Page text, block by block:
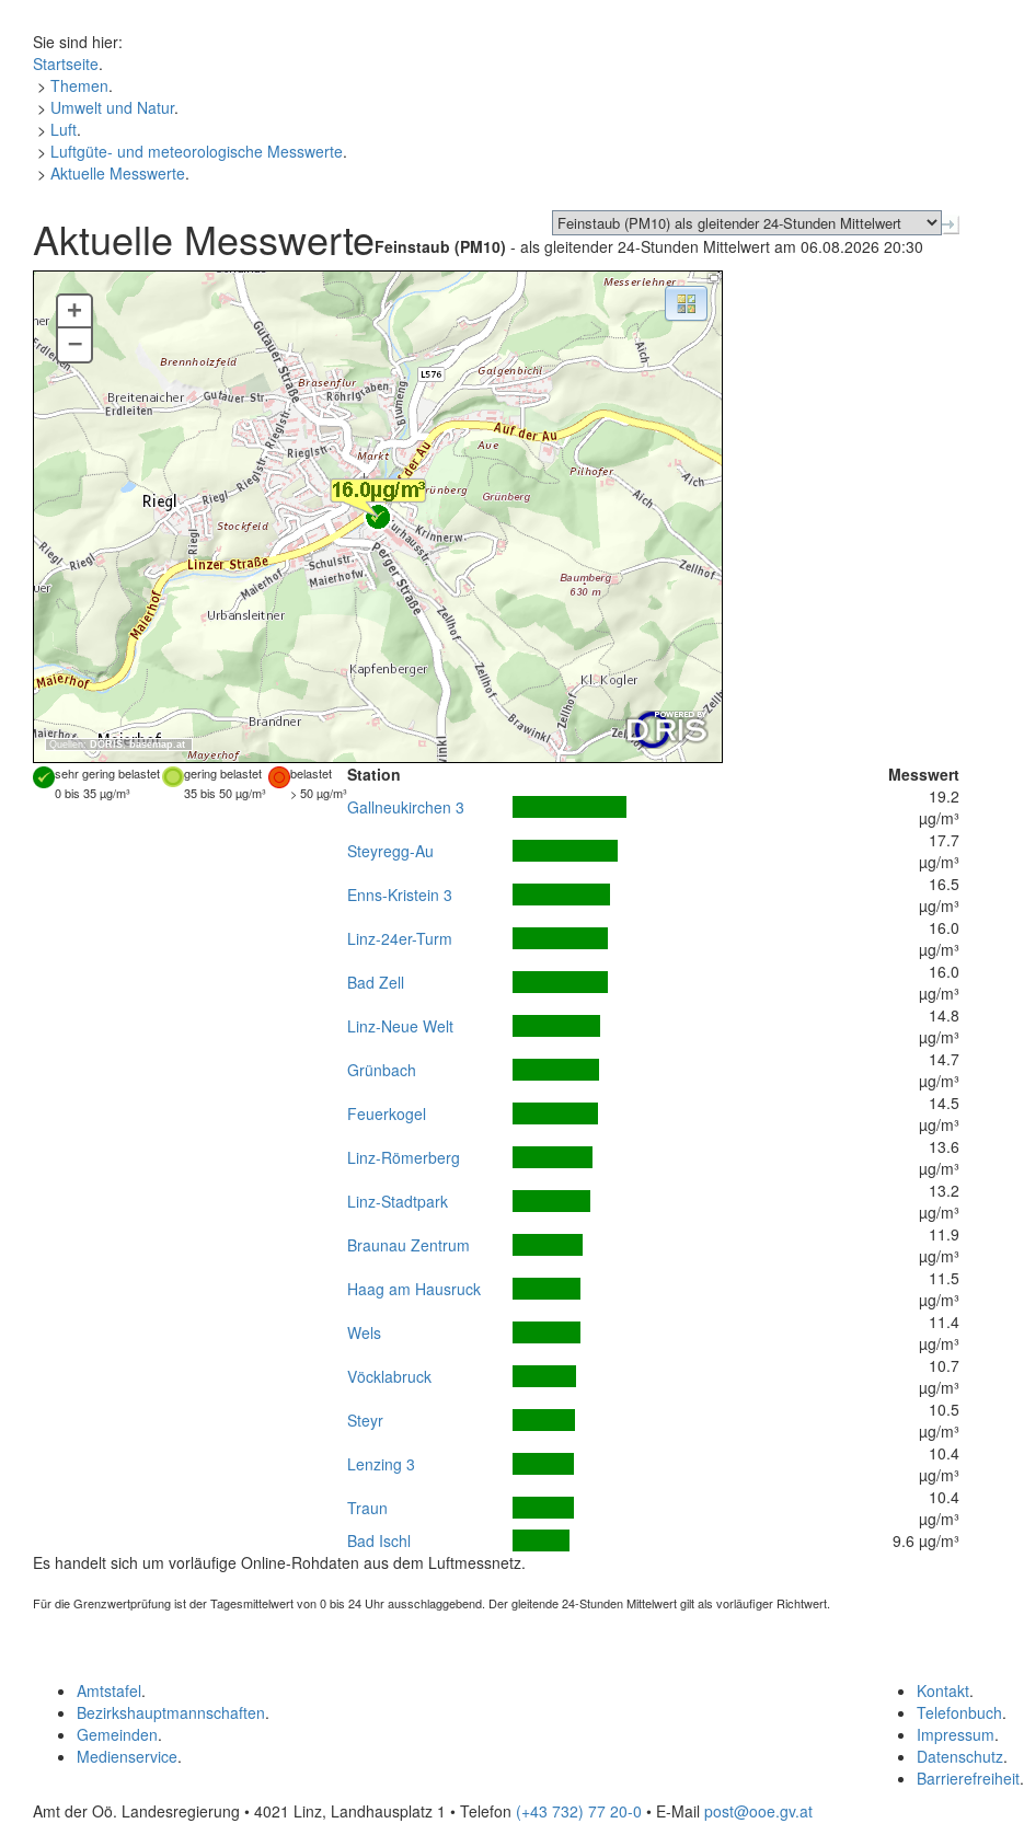
Sie sind hier:
Startseite.
> Themen.
> Umwelt und Natur.
> Luft.
> Luftgüte- und meteorologische Messwerte.
> Aktuelle Messwerte.
Aktuelle MesswerteFeinstaub (PM10) - als gleitender 24-Stunden Mittelwert am 06.08.2026 20:30
Quellen: DORIS,basemap.at
+
–
sehr gering belastet gering belastet
belastet
0 bis 35 µg/m³
35 bis 50 µg/m³ > 50 µg/m³
Station
Messwert
Gallneukirchen 3
19.2
µg/m³
Steyregg-Au
17.7
µg/m³
Enns-Kristein 3
16.5
µg/m³
Linz-24er-Turm
16.0
µg/m³
Bad Zell
16.0
µg/m³
Linz-Neue Welt
14.8
µg/m³
Grünbach
14.7
µg/m³
Feuerkogel
14.5
µg/m³
Linz-Römerberg
13.6
µg/m³
Linz-Stadtpark
13.2
µg/m³
Braunau Zentrum
11.9
µg/m³
Haag am Hausruck
11.5
µg/m³
Wels
11.4
µg/m³
Vöcklabruck
10.7
µg/m³
Steyr
10.5
µg/m³
Lenzing 3
10.4
µg/m³
Traun
10.4
µg/m³
Bad Ischl
9.6 µg/m³
Es handelt sich um vorläufige Online-Rohdaten aus dem Luftmessnetz.
Für die Grenzwertprüfung ist der Tagesmittelwert von 0 bis 24 Uhr ausschlaggebend. Der gleitende 24-Stunden Mittelwert gilt als vorläufiger Richtwert.
Kontakt.
Telefonbuch.
Impressum.
Datenschutz.
Barrierefreiheit.
Amtstafel.
Bezirkshauptmannschaften.
Gemeinden.
Medienservice.
Amt der Oö. Landesregierung • 4021 Linz, Landhausplatz 1 • Telefon (+43 732) 77 20-0 • E-Mail post@ooe.gv.at